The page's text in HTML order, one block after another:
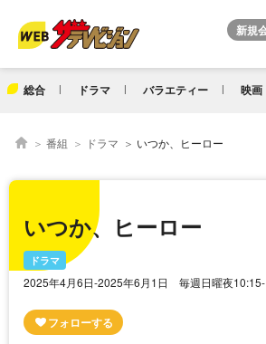
総合 ドラマ バラエティー 映画
番組 ドラマ いつか、ヒーロー
いつか、ヒーロー
ドラマ
2025年4月6日-2025年6月1日 毎週日曜夜